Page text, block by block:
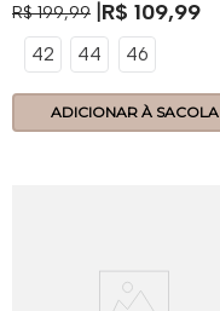
R$ 199,99 R$ 109,99
42 44 46
ADICIONAR À SACOLA